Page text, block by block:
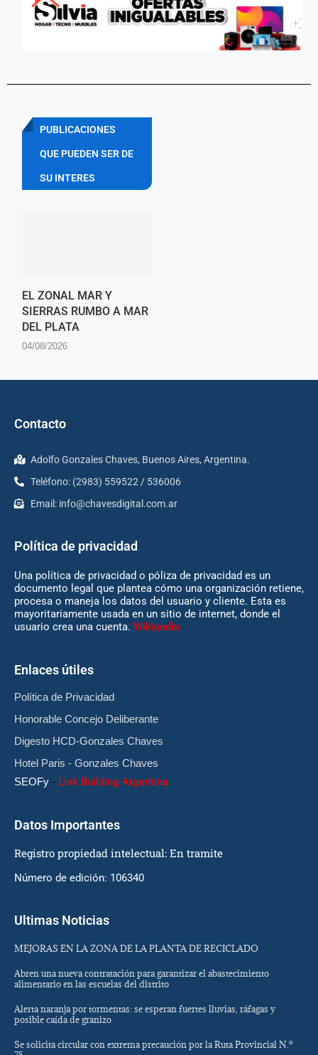
PUBLICACIONES
QUE PUEDEN SER DE
SU INTERES
EL ZONAL MAR Y
SIERRAS RUMBO A MAR
DEL PLATA
04/08/2026
Contacto
Adolfo Gonzales Chaves, Buenos Aires, Argentina.
Teléfono: (2983) 559522 / 536006
Email: info@chavesdigital.com.ar
Política de privacidad
Una política de privacidad o póliza de privacidad es un
documento legal que plantea cómo una organización retiene,
procesa o maneja los datos del usuario y cliente. Esta es
mayoritariamente usada en un sitio de internet, donde el
usuario crea una cuenta. Wikipedia
Enlaces útiles
Política de Privacidad
Honorable Concejo Deliberante
Digesto HCD-Gonzales Chaves
Hotel Paris - Gonzales Chaves
SEOFy - Link Building Argentina
Datos Importantes
Registro propiedad intelectual: En tramite
Número de edición: 106340
Ultimas Noticias
MEJORAS EN LA ZONA DE LA PLANTA DE RECICLADO
Abren una nueva contratación para garantizar el abastecimiento
alimentario en las escuelas del distrito
Alerta naranja por tormentas: se esperan fuertes lluvias, ráfagas y
posible caída de granizo
Se solicita circular con extrema precaución por la Ruta Provincial N.º